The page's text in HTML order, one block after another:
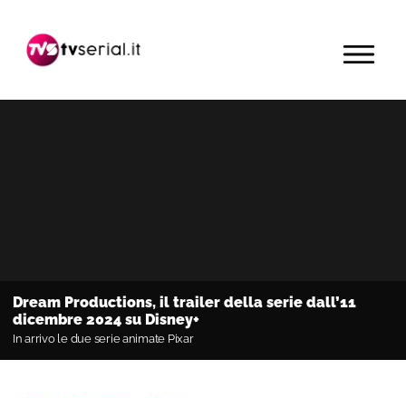
navigazione
contenuto
barra
primaria
MENU
Dream Productions, il trailer della serie dall’11
dicembre 2024 su Disney+
In arrivo le due serie animate Pixar